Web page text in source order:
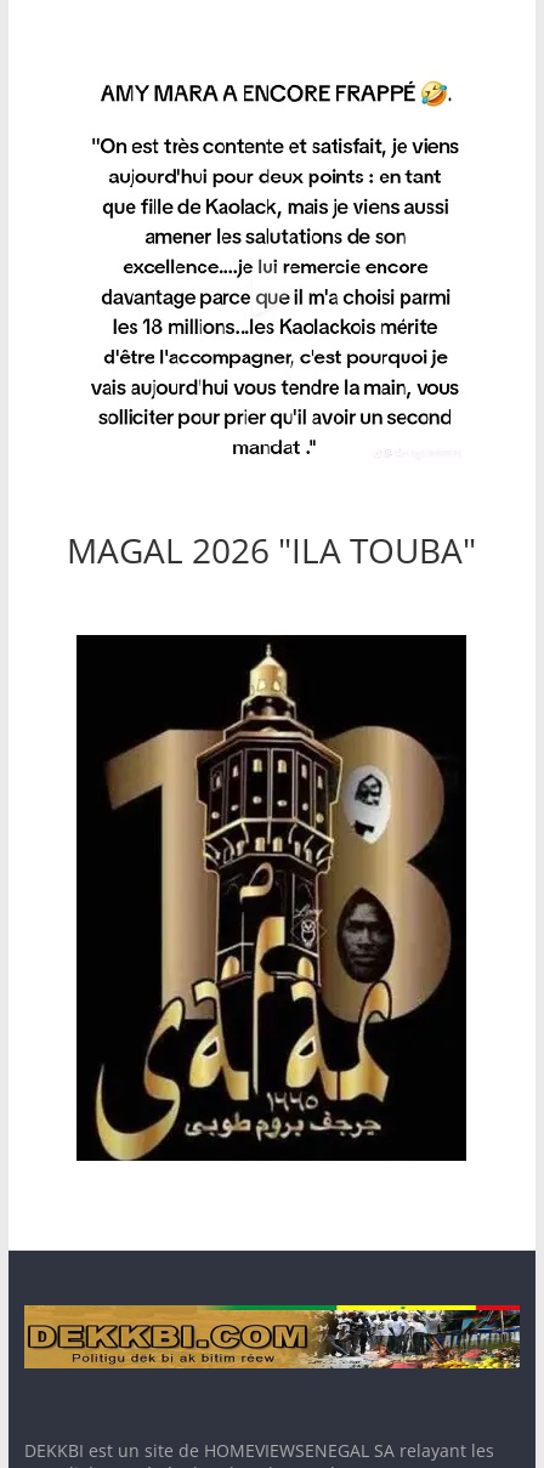
MAGAL 2026 "ILA TOUBA"
DEKKBI est un site de HOMEVIEWSENEGAL SA relayant les